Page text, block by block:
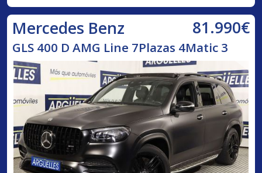
Mercedes Benz 81.990€
GLS 400 D AMG Line 7Plazas 4Matic 3